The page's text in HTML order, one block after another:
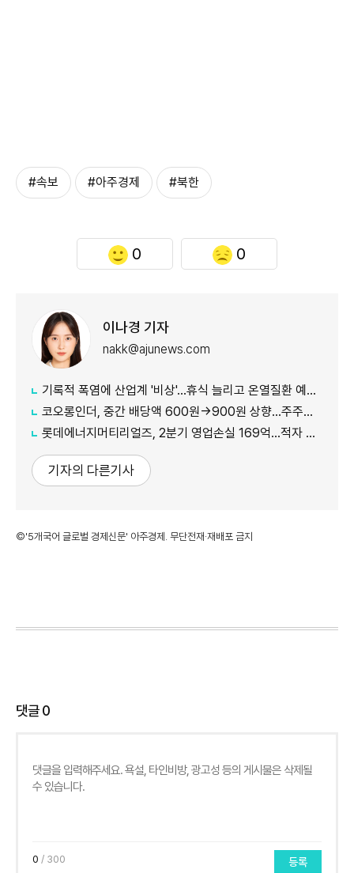
#속보 #아주경제 #북한
0 0
이나경 기자
nakk@ajunews.com
기록적 폭염에 산업계 '비상'…휴식 늘리고 온열질환 예방 총력
코오롱인더, 중간 배당액 600원→900원 상향...주주가치 제고 차원
롯데에너지머티리얼즈, 2분기 영업손실 169억...적자 지속
기자의 다른기사
©'5개국어 글로벌 경제신문' 아주경제. 무단전재·재배포 금지
댓글0
0 / 300 등록